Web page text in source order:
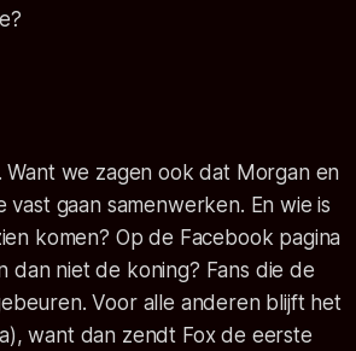
we zagen ook dat Morgan en
gaan samenwerken. En wie is
komen? Op de Facebook pagina
dan niet de koning? Fans die de
Voor alle anderen blijft het
want dan zendt Fox de eerste